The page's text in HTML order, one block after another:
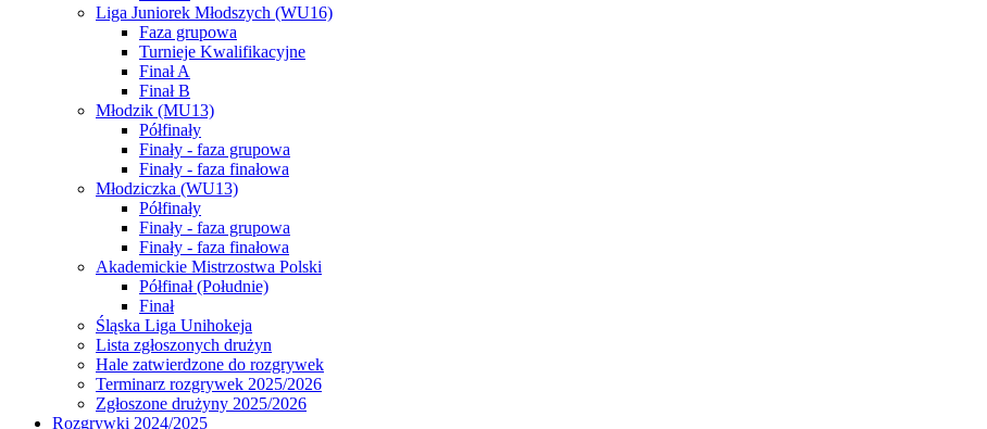
Liga Juniorek Młodszych (WU16)
Faza grupowa
Turnieje Kwalifikacyjne
Finał A
Finał B
Młodzik (MU13)
Półfinały
Finały - faza grupowa
Finały - faza finałowa
Młodziczka (WU13)
Półfinały
Finały - faza grupowa
Finały - faza finałowa
Akademickie Mistrzostwa Polski
Półfinał (Południe)
Finał
Śląska Liga Unihokeja
Lista zgłoszonych drużyn
Hale zatwierdzone do rozgrywek
Terminarz rozgrywek 2025/2026
Zgłoszone drużyny 2025/2026
Rozgrywki 2024/2025